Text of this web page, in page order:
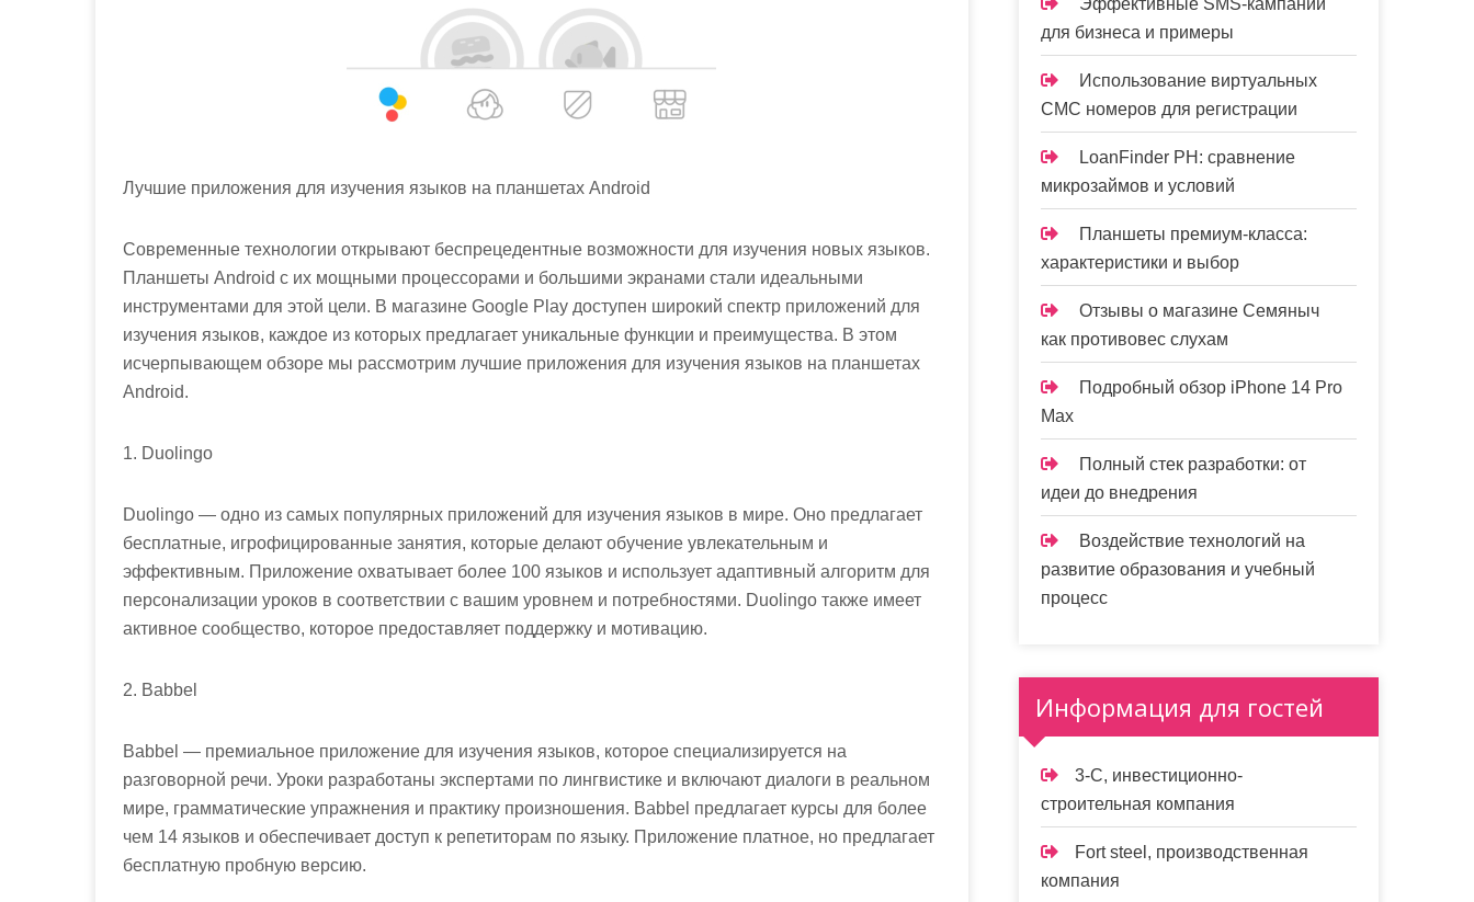
Лучшие приложения для изучения языков на планшетах Android
Современные технологии открывают беспрецедентные возможности для изучения новых языков.
Планшеты Android с их мощными процессорами и большими экранами стали идеальными
инструментами для этой цели. В магазине Google Play доступен широкий спектр приложений для
изучения языков, каждое из которых предлагает уникальные функции и преимущества. В этом
исчерпывающем обзоре мы рассмотрим лучшие приложения для изучения языков на планшетах
Android.
1. Duolingo
Duolingo — одно из самых популярных приложений для изучения языков в мире. Оно предлагает
бесплатные, игрофицированные занятия, которые делают обучение увлекательным и
эффективным. Приложение охватывает более 100 языков и использует адаптивный алгоритм для
персонализации уроков в соответствии с вашим уровнем и потребностями. Duolingo также имеет
активное сообщество, которое предоставляет поддержку и мотивацию.
2. Babbel
Babbel — премиальное приложение для изучения языков, которое специализируется на
разговорной речи. Уроки разработаны экспертами по лингвистике и включают диалоги в реальном
мире, грамматические упражнения и практику произношения. Babbel предлагает курсы для более
чем 14 языков и обеспечивает доступ к репетиторам по языку. Приложение платное, но предлагает
бесплатную пробную версию.
Эффективные SMS-кампании
для бизнеса и примеры
Использование виртуальных
СМС номеров для регистрации
LoanFinder PH: сравнение
микрозаймов и условий
Планшеты премиум-класса:
характеристики и выбор
Отзывы о магазине Семяныч
как противовес слухам
Подробный обзор iPhone 14 Pro
Max
Полный стек разработки: от
идеи до внедрения
Воздействие технологий на
развитие образования и учебный
процесс
Информация для гостей
3-С, инвестиционно-
строительная компания
Fort steel, производственная
компания